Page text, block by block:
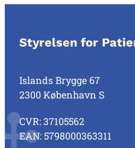
Styrelsen for
Islands Brygge 67
2300 København S
CVR: 37105562
EAN: 5798000363311